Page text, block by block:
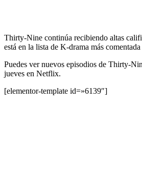
Thirty-Nine continúa recibiendo altas
está en la lista de K-drama más comentada
Puedes ver nuevos episodios de Thirty-
jueves en Netflix.
[elementor-template id=»6139″]